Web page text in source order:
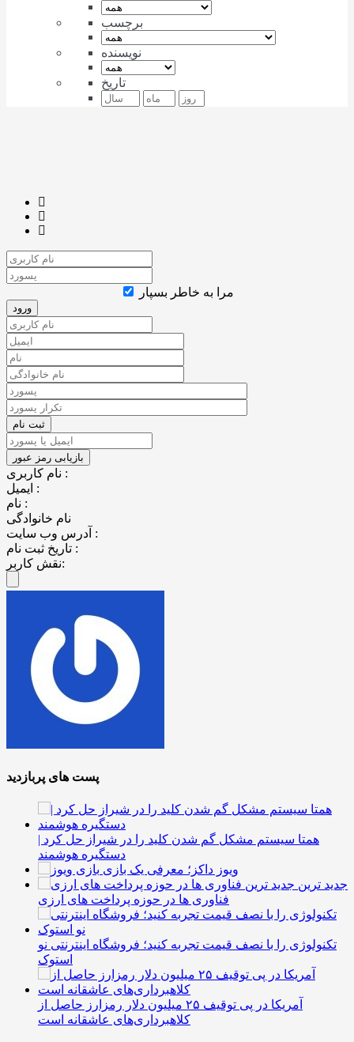
برچسب
نویسنده
تاریخ
مرا به خاطر بسپار
نام کاربری :
ایمیل :
نام :
نام خانوادگی
آدرس وب سایت :
تاریخ ثبت نام :
نقش کاربر:
پست های پربازدید
همتا سیستم مشکل گم شدن کلید را در شیراز حل کرد |
دستگیره هوشمند
ویوز داکز؛ معرفی یک بازی
جدید ترین
فناوری ها در حوزه پرداخت های ارزی
تکنولوژی را با نصف قیمت تجربه کنید؛ فروشگاه اینترنتی نو
استوک
آمریکا در پی توقیف ۲۵ میلیون دلار رمزارز حاصل از
کلاهبرداری‌های عاشقانه است